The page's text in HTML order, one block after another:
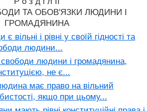
ТА ОБОВ'ЯЗКИ ЛЮДИНИ І
ГРОМАДЯНИНА
є вільні і рівні у своїй гідності та
людини...
свободи людини і громадянина,
не є...
має право на вільний
якщо при цьому...